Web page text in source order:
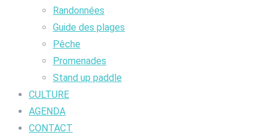
Randonnées
Guide des plages
Pêche
Promenades
Stand up paddle
CULTURE
AGENDA
CONTACT